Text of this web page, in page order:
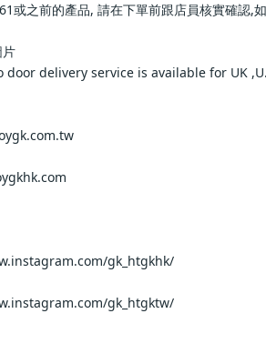
或之前的產品, 請在下單前跟店員核
更多圖片
door delivery service is available
www.instagram.com/gk_htgkhk/
www.instagram.com/gk_htgktw/
買賣谷: